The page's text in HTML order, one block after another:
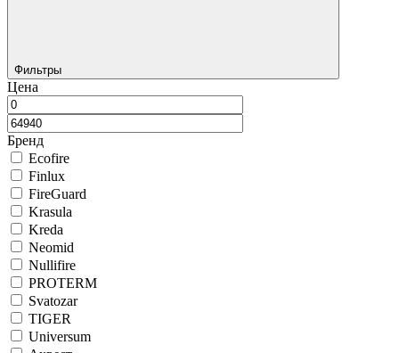
Фильтры
Цена
Бренд
Ecofire
Finlux
FireGuard
Krasula
Kreda
Neomid
Nullifire
PROTERM
Svatozar
TIGER
Universum